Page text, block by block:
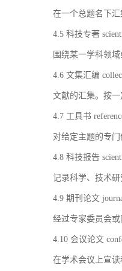
在一个总题名下
4.5 科技专著
围绕某一学科领
4.6 文集汇编
文献的汇集。按
4.7 工具书
对给定主题的专
4.8 科技报告
记录科学、技术
4.9 期刊论文
经过专家委员会
4.10 会议论文
在学术会议上宣